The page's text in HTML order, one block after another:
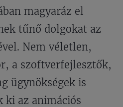
magyaráz el
tűnő dolgokat az
Nem véletlen,
a szoftverfejlesztők,
ügynökségek is
ki az animációs